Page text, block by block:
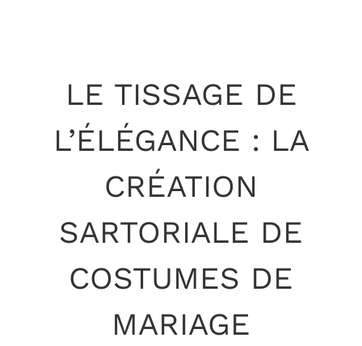
LE TISSAGE DE
L’ÉLÉGANCE : LA
CRÉATION
SARTORIALE DE
COSTUMES DE
MARIAGE